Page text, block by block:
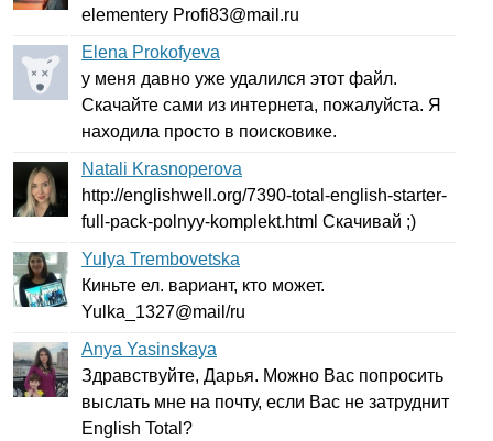
elementery Profi83@mail .ru
Elena Prokofyeva
у меня давно уже удалился этот файл.
Скачайте сами из интернета, пожалуйста. Я
находила просто в поисковике.
Natali Krasnoperova
http://englishwell .org/7390-total-english-starter-
full-pack-polnyy-komplekt.html Скачивай ;)
Yulya Trembovetska
Киньте ел. вариант, кто может.
Yulka _1327@mail /ru
Anya Yasinskaya
Здравствуйте, Дарья. Можно Вас попросить
выслать мне на почту, если Вас не затруднит
English Total ?